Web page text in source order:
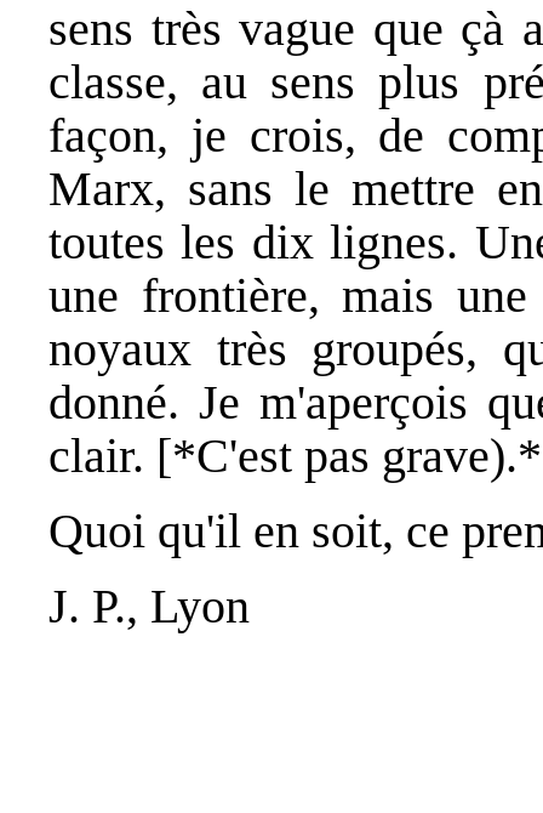
sens très vague que çà
classe, au sens plus
façon, je crois, de
Marx, sans le mettre
toutes les dix lignes.
une frontière, mais
noyaux très groupés,
donné. Je m'aperçois
clair. [*C'est pas
Quoi qu'il en soit, ce
J. P., Lyon